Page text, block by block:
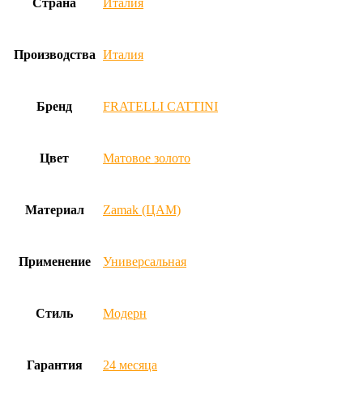
Страна Италия
Производства Италия
Бренд FRATELLI CATTINI
Цвет Матовое золото
Материал Zamak (ЦАМ)
Применение Универсальная
Стиль Модерн
Гарантия 24 месяца